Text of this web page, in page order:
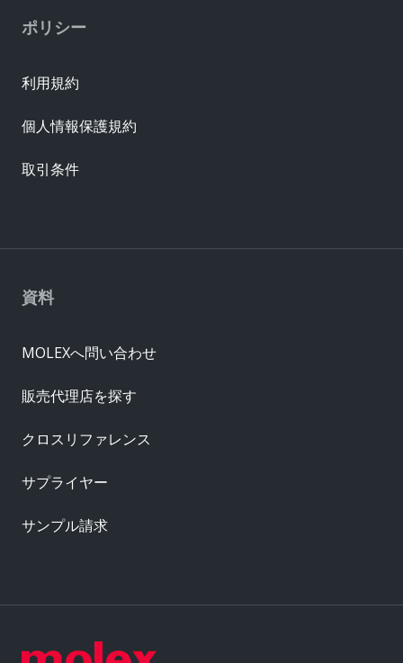
資料
MOLEXへ問い合わせ
販売代理店を探す
クロスリファレンス
サプライヤー
サンプル請求
ポリシー
利用規約
個人情報保護規約
取引条件